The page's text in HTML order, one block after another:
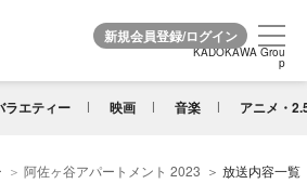
KADOKAWA Grou
p
ラエティー 映画 音楽 アニメ・
KADOKAWA Grou
p
阿佐ヶ谷アパートメント 2023 放送内容一覧